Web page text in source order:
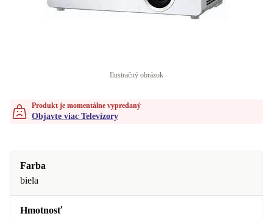
Ilustračný obrázok
Produkt je momentálne vypredaný
Objavte viac Televízory
Farba
biela
Hmotnosť